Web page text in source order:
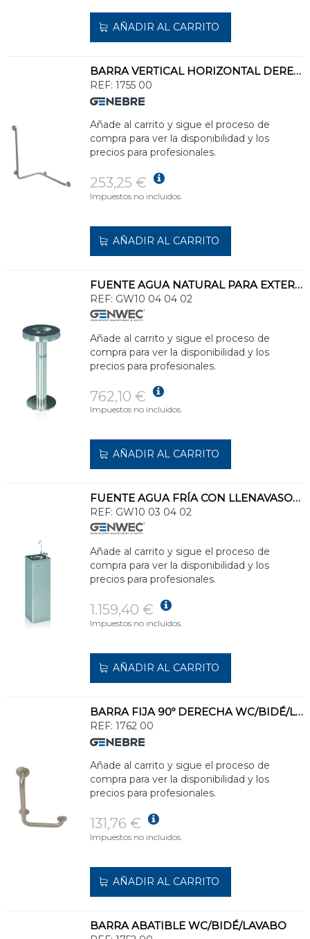
AÑADIR AL CARRITO
BARRA VERTICAL HORIZONTAL DERECHA FIJA DUCHA/BAÑERA
REF: 1755 00
Añade al carrito y sigue el proceso de
compra para ver la disponibilidad y los
precios para profesionales.
253,25 €
Impuestos no incluidos.
AÑADIR AL CARRITO
FUENTE AGUA NATURAL PARA EXTERIOR
REF: GW10 04 04 02
Añade al carrito y sigue el proceso de
compra para ver la disponibilidad y los
precios para profesionales.
762,10 €
Impuestos no incluidos.
AÑADIR AL CARRITO
FUENTE AGUA FRÍA CON LLENAVASOS Y PULSADOR 30 LITROS/HORA
REF: GW10 03 04 02
Añade al carrito y sigue el proceso de
compra para ver la disponibilidad y los
precios para profesionales.
1.159,40 €
Impuestos no incluidos.
AÑADIR AL CARRITO
BARRA FIJA 90º DERECHA WC/BIDÉ/LAVABO
REF: 1762 00
Añade al carrito y sigue el proceso de
compra para ver la disponibilidad y los
precios para profesionales.
131,76 €
Impuestos no incluidos.
AÑADIR AL CARRITO
BARRA ABATIBLE WC/BIDÉ/LAVABO